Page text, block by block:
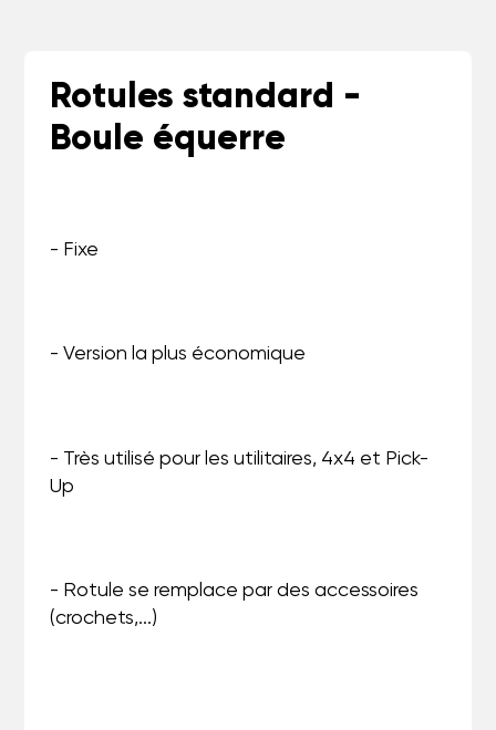
Rotules standard -
Boule équerre
- Fixe
- Version la plus économique
- Très utilisé pour les utilitaires, 4x4 et Pick-
Up
- Rotule se remplace par des accessoires
(crochets,...)